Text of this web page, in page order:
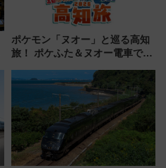
ポケモン「ヌオー」と巡る高知
旅！ ポケふた＆ヌオー電車で楽
路の絶景と絶品グルメを満喫！
（7月18日スタート）